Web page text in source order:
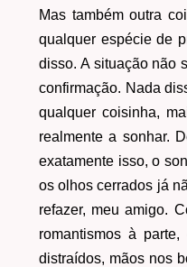
Mas também outra
qualquer espécie de
disso. A situação não
confirmação. Nada
qualquer coisinha,
realmente a sonhar.
exatamente isso, o
os olhos cerrados já
refazer, meu amigo.
romantismos à
distraídos, mãos nos